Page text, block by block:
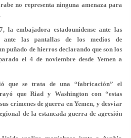
no representa ninguna amenaza para
la embajadora estadounidense ante las
ante las pantallas de los medios de
puñado de hierros declarando que son los
el 4 de noviembre desde Yemen a
que se trata de una “fabricación” el
que Riad y Washington con “estas
crímenes de guerra en Yemen, y desviar
de la estancada guerra de agresión